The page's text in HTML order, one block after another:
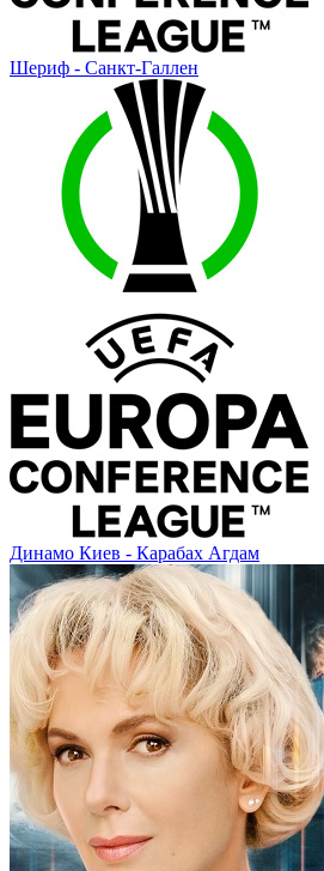
Шериф - Санкт-Галлен
Динамо Киев - Карабах Агдам